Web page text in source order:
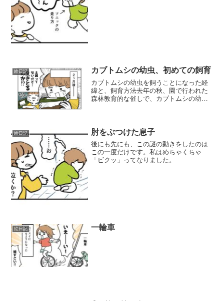
絵日記 カブトムシの幼虫、初めての飼育
カブトムシの幼虫を飼うことになった経
緯と、飼育方法去年の秋、園で行われた
森林教育的な催しで、カブトムシの幼虫
家の網戸に寄ってきた成虫...
絵日記 肘をぶつけた息子
後にも先にも、この謎の動きをしたのは
この一度だけです。私はめちゃくちゃ
「ビクッ」ってなりました。
絵日記 一輪車